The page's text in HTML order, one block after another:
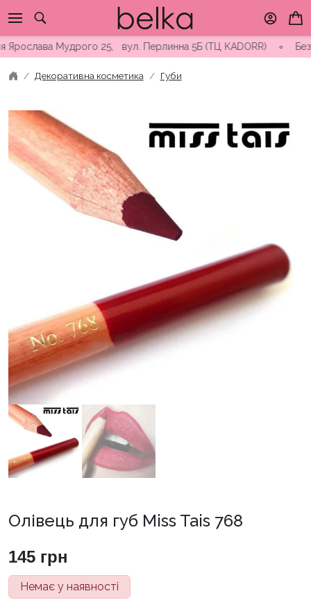
to
contentМудрого 25, вул. Перлинна 5Б (ТЦ KADORR) ∘
Декоративна косметика Губи
Олівець для губ Miss Tais 768
145 грн
Немає у наявності